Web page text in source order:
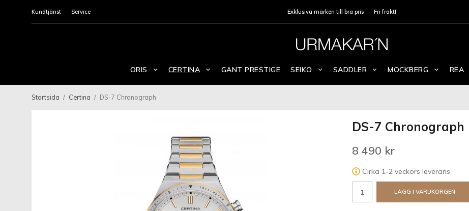
Kundtjänst Service Exklusiva märken till bra pris Fri frakt!
ORIS CERTINA GANT PRESTIGE SEIKO SADDLER MOCKBERG REA
Startsida / Certina / DS-7 Chronograph
DS-7 Chronograph
8 490 kr
Cirka 1-2 veckors leverans
LÄGG I VARUKORGEN